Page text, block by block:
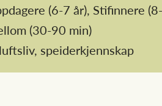
(6-7 år), Stifinnere
(30-90 min)
speiderkjennskap